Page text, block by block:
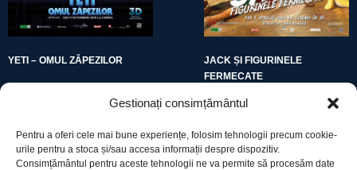
Gestionați consimțământul
Pentru a oferi cele mai bune experiențe, folosim tehnologii precum cookie-
urile pentru a stoca și/sau accesa informații despre dispozitiv.
Consimțământul pentru aceste tehnologii ne va permite să procesăm date
YETI – OMUL ZĂPEZILOR
JACK ȘI FIGURINELE
FERMECATE